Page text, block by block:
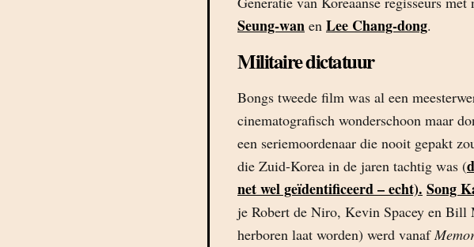
Seung-wan en Lee Chang-dong.
Militaire dictatuur
Bongs tweede film was al een
cinematografisch wonderschoon maar
een seriemoordenaar die nooit gepakt
die Zuid-Korea in de jaren tachtig was (
net wel geïdentificeerd – echt). Song
je Robert de Niro, Kevin Spacey en Bill
herboren laat worden) werd vanaf